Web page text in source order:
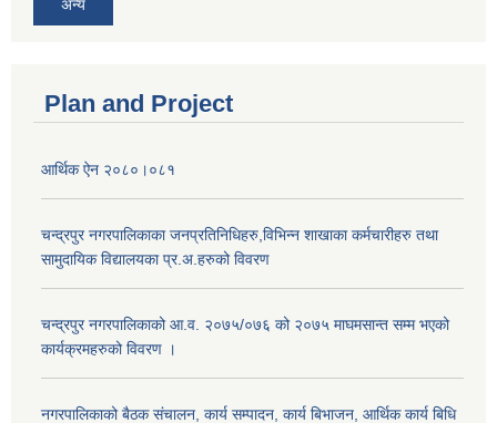
अन्य
Plan and Project
आर्थिक ऐन २०८०।०८१
चन्द्रपुर नगरपालिकाका जनप्रतिनिधिहरु,विभिन्न शाखाका कर्मचारीहरु तथा
सामुदायिक विद्यालयका प्र.अ.हरुको विवरण
चन्द्रपुर नगरपालिकाको आ.व. २०७५/०७६ को २०७५ माघमसान्त सम्म भएको
कार्यक्रमहरुको विवरण ।
नगरपालिकाको बैठक संचालन, कार्य सम्पादन, कार्य बिभाजन, आर्थिक कार्य बिधि